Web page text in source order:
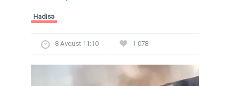
Hadisə
8 Avqust 11:10 1 078